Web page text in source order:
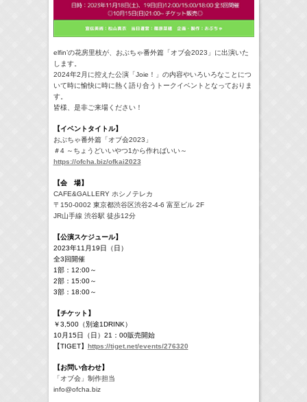
elfin’の花房里枝が、おぶちゃ番外篇「オブ会2023」に出演いた
します。
2024年2月に控えた公演「Joie！」の内容やいろいろなことにつ
いて時に愉快に時に熱く語り合うトークイベントとなっておりま
す。
皆様、是非ご来場ください！
【イベントタイトル】
おぶちゃ番外篇「オブ会2023」
＃4 ～ちょうどいいやつ1から作ればいい～
https://ofcha.biz/ofkai2023
【会 場】
CAFE&GALLERY ホシノテレカ
〒150-0002 東京都渋谷区渋谷2-4-6 富至ビル 2F
JR山手線 渋谷駅 徒歩12分
【公演スケジュール】
2023年11⽉19⽇（日）
全3回開催
1部：12:00～
2部：15:00～
3部：18:00～
【チケット 】
￥3,500（別途1DRINK）
10月15日（日）21：00販売開始
【TIGET】
https://tiget.net/events/276320
【お問い合わせ】
「オブ会」制作担当
info@ofcha.biz